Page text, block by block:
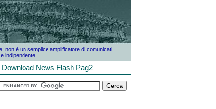
non è un semplice amplificatore di comunicati
indipendente.
Download News Flash Pag2